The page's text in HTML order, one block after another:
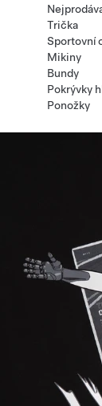
Trička
Sportovní
Mikiny
Bundy
Pokrývky
Ponožky